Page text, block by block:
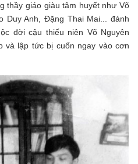
thầy giáo giàu tâm huyết như Võ
Duy Anh, Đặng Thai Mai... đánh
đời cậu thiếu niên Võ Nguyên
và lập tức bị cuốn ngay vào cơn